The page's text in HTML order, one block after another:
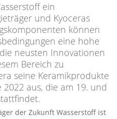
ein
und Kyoceras
können
eine hohe
neusten Innovationen
Bereich zu
seine Keramikprodukte
aus, die am 19. und
der Zukunft Wasserstoff ist